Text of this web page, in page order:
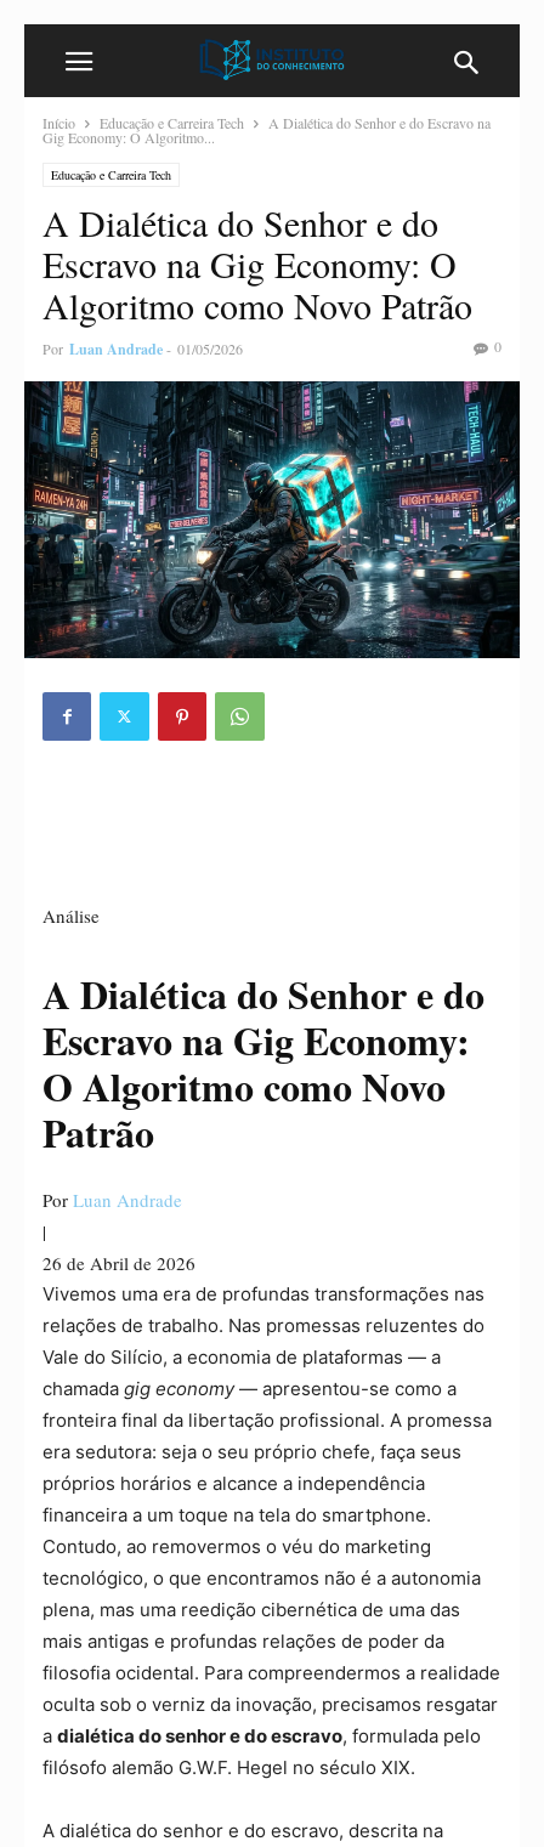
Início Educação e Carreira Tech A Dialética do Senhor e do Escravo na
Gig Economy: O Algoritmo...
Educação e Carreira Tech
A Dialética do Senhor e do
Escravo na Gig Economy: O
Algoritmo como Novo Patrão
Por Luan Andrade- 01/05/2026 0
Análise
A Dialética do Senhor e do
Escravo na Gig Economy:
O Algoritmo como Novo
Patrão
Por Luan Andrade
|
26 de Abril de 2026
Vivemos uma era de profundas transformações nas
relações de trabalho. Nas promessas reluzentes do
Vale do Silício, a economia de plataformas — a
chamada gig economy— apresentou-se como a
fronteira final da libertação profissional. A promessa
era sedutora: seja o seu próprio chefe, faça seus
próprios horários e alcance a independência
financeira a um toque na tela do smartphone.
Contudo, ao removermos o véu do marketing
tecnológico, o que encontramos não é a autonomia
plena, mas uma reedição cibernética de uma das
mais antigas e profundas relações de poder da
filosofia ocidental. Para compreendermos a realidade
oculta sob o verniz da inovação, precisamos resgatar
a dialética do senhor e do escravo, formulada pelo
filósofo alemão G.W.F. Hegel no século XIX.
A dialética do senhor e do escravo, descrita na